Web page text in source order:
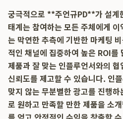
궁극적으로 **주언규PD**가 설
태계는 참여하는 모든 주체에게
는 막연한 추측에 기반한 마케팅
적인 채널에 집중하여 높은 ROI
제품과 잘 맞는 인플루언서와의
신뢰도를 제고할 수 있습니다. 인
맞지 않는 무분별한 광고를 진행
로 원하고 만족할 만한 제품을 소